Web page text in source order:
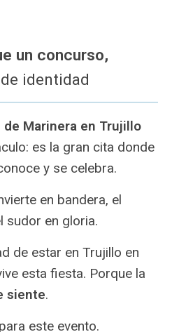
un concurso,
identidad
de Marinera en Trujillo
es la gran cita donde
y se celebra.
en bandera, el
sudor en gloria.
de estar en Trujillo en
esta fiesta. Porque la
siente.
este evento.